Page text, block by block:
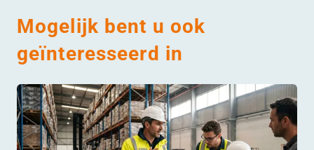
Mogelijk bent u ook
geïnteresseerd in